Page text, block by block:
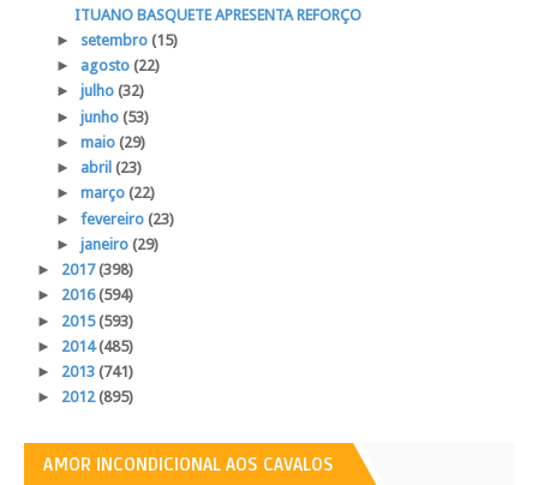
ITUANO BASQUETE APRESENTA REFORÇO
► setembro (15)
► agosto (22)
► julho (32)
► junho (53)
► maio (29)
► abril (23)
► março (22)
► fevereiro (23)
► janeiro (29)
► 2017(398)
► 2016(594)
► 2015(593)
► 2014(485)
► 2013 (741)
► 2012(895)
AMOR INCONDICIONAL AOS CAVALOS